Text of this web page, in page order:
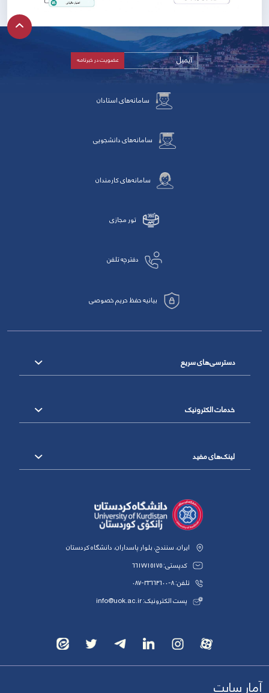
سامانه‌های استادان
سامانه‌های دانشجویی
سامانه‌های کارمندان
تور مجازی
دفترچه تلفن
بیانیه حفظ حریم خصوصی
دسترسی‌های سریع
خدمات الکترونیک
لینک‌های مفید
ایران، سنندج، بلوار پاسداران، دانشگاه کردستان
کدپستی: 6617715175
تلفن: 8-33664600-087
پست الکترونیک: info@uok.ac.ir
آمار سایت